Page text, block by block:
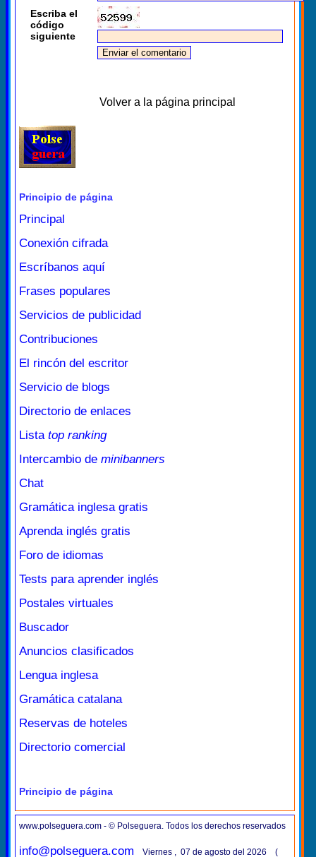
Escriba el
código
siguiente
Volver a la página principal
Principio de página
Principal
Conexión cifrada
Escríbanos aquí
Frases populares
Servicios de publicidad
Contribuciones
El rincón del escritor
Servicio de blogs
Directorio de enlaces
Lista top ranking
Intercambio de minibanners
Chat
Gramática inglesa gratis
Aprenda inglés gratis
Foro de idiomas
Tests para aprender inglés
Postales virtuales
Buscador
Anuncios clasificados
Lengua inglesa
Gramática catalana
Reservas de hoteles
Directorio comercial
Principio de página
www.polseguera.com - © Polseguera. Todos los derechos reservados
info@polseguera.com Viernes , 07 de agosto del 2026 (